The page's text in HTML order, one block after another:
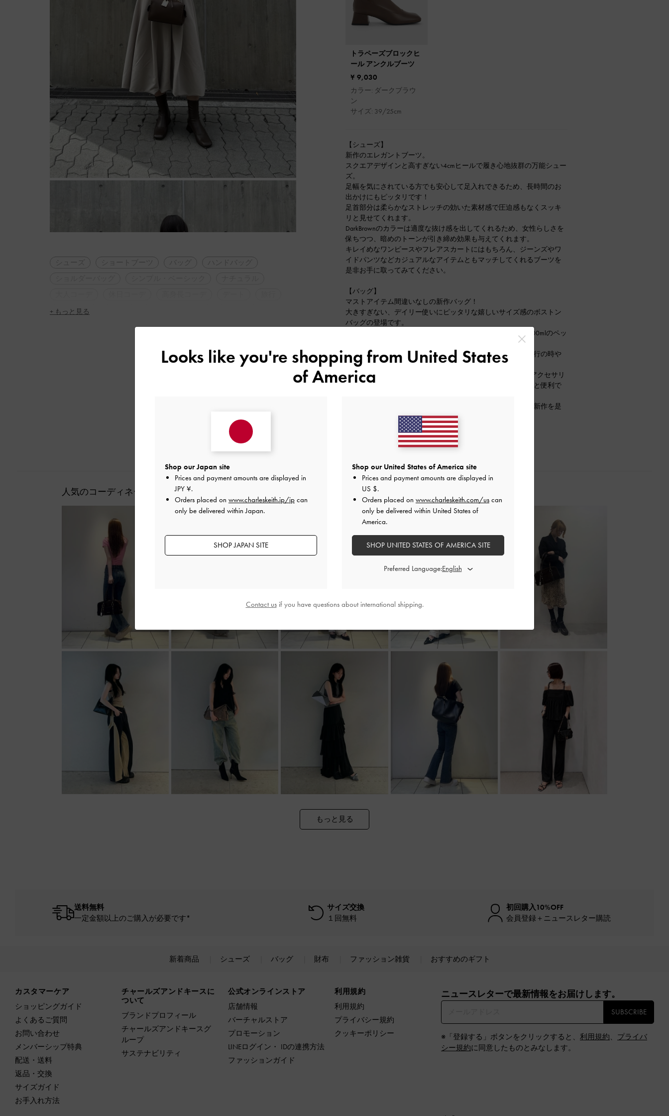
シューズ ショートブーツ
カジュアル
+ もっと見る
トラペーズブロックヒ
ール アンクルブーツ
¥ 9,030
カラー: ダークブラウ
ン
サイズ: 39/25cm
【シューズ】
新作のエレガントブーツ。
スクエアデザインと高すぎない4cmヒールで履き心地抜群の万能シュー
ズ。
足幅を気にされている方でも安心して足入れできるため、長時間のお
出かけにもピッタリです！
足首部分は柔らかなストレッチの効いた素材感で圧迫感もなくスッキ
リと見せてくれます。
DarkBrownのカラーは適度な抜け感を出してくれるため、女性らしさを
保ちつつ、暗めのトーンが引き締め効果も与えてくれます。
キレイめなワンピースやフレアスカートにはもちろん、ジーンズやワ
イドパンツなどカジュアルなアイテムともマッチしてくれるブーツを
是非お手に取ってみてください。
【バッグ】
マストアイテム間違いなしの新作バッグ！
大きすぎない、デイリー使いにピッタリな嬉しいサイズ感のボストン
バッグの登場です。
420gと軽く、お財布、スマートフォン、小さめのポーチ、300mlのペッ
付属のショルダーストラップをつけることで両手が空き、旅行の時や
お子様をお連れの方にもおすすめです！
サイドの2つのポケットはAirPodsがピッタリ入るサイズ感でアクセサリ
ーや鍵、ハンカチなどすぐに取り出したいものを入れておくと便利で
シンプルながらも金具など細かいディテールにこだわった最新作を是
非ゲットしてください。
2023-10-28 にアップロード
人気のコーディネート
もっと見る
送料無料
一定金額以上のご購入が必要です*
サイズ交換
１回無料
初回購入10%OFF
会員登録＋ニュースレター購読
新着商品 シューズ バッグ 財布 ファッション雑貨 おすすめのギフト
カスタマーケア
ショッピングガイド
よくあるご質問
お問い合わせ
メンバーシップ特典
配送・送料
返品・交換
サイズガイド
お手入れ方法
チャールズアンドキースに
ついて
ブランドプロフィール
チャールズアンドキースグ
ループ
サステナビリティ
公式オンラインストア
店舗情報
バーチャルストア
プロモーション
LINEログイン・ IDの連携方法
ファッションガイド
利用規約
利用規約
プライバシー規約
クッキーポリシー
ニュースレターで最新情報をお届けします。​
SUBSCRIBE
※「登録する」ボタンをクリックすると、 利用規約、 プライバ
シー規約に同意したものとみなします。
Looks like you're shopping from United States
of America
Shop our Japan site
Prices and payment amounts are displayed in
JPY ¥.
Orders placed on www.charleskeith.jp/jp can
only be delivered within Japan.
SHOP JAPAN SITE
Shop our United States of America site
Prices and payment amounts are displayed in
US $.
Orders placed on www.charleskeith.com/us can
only be delivered within United States of
America.
SHOP UNITED STATES OF AMERICA SITE
Preferred Language:
Contact usif you have questions about international shipping.